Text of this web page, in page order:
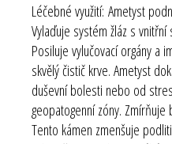
Léčebné využití: Ametyst
Vylaďuje systém žláz s
Posiluje vylučovací orgány a
skvělý čistič krve. Ametyst
duševní bolesti nebo od
geopatogenní zóny.
Tento kámen zmenšuje